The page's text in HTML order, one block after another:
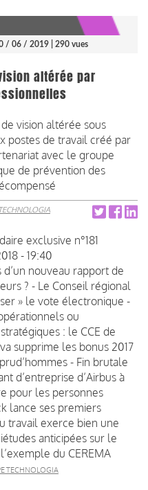
/ 06 / 2019 | 290 vues
altérée par
vision altérée sous
postes de travail créé par
avec le groupe
de prévention des
exclusive n°181
- 19:40
nouveau rapport de
? - Le Conseil régional
» le vote électronique -
ou
: le CCE de
supprime les bonus 2017
- Fin brutale
d’entreprise d’Airbus à
pour les personnes
lance ses premiers
travail exerce bien une
anticipées sur le
du CEREMA
TECHNOLOGIA